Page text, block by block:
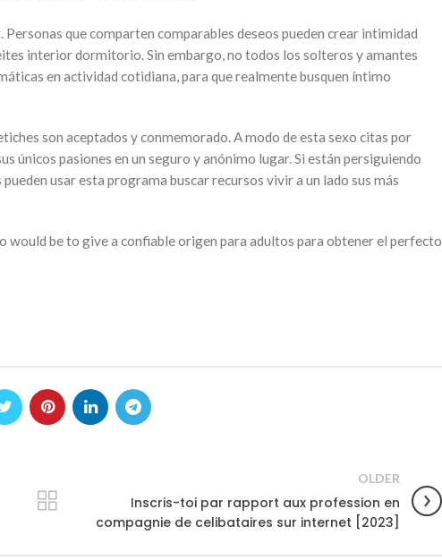
que comparten comparables deseos pueden crear intimidad
interior dormitorio. Sin embargo, no todos los solteros y amantes
en actividad cotidiana, para que realmente busquen íntimo
son aceptados y conmemorado. A modo de esta sexo citas por
únicos pasiones en un seguro y anónimo lugar. Si están persiguiendo
usar esta programa buscar recursos vivir a un lado sus más
would be to give a confiable origen para adultos para obtener el perfecto
OLDER
Inscris-toi par rapport aux profession en
compagnie de celibataires sur internet [2023]